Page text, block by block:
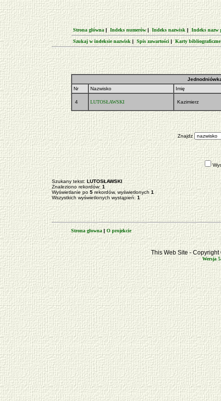
Strona główna | Indeks numerów| Indeks nazwisk| Indeks nazw
Szukaj w indeksie nazwisk|Spis zawartości|Karty bibliograficzne
Nr
Nazwisko Imię
4 LUTOSŁAWSKI Kazimierz
Znajdz
Szukany tekst:LUTOSŁAWSKI
Znaleziono rekordów:1
Wyświetlanie po5rekordów, wyświetlonych 1
Wszystkich wyświetlonych wystąpień: 1
Strona głowna|O projekcie
This Web Site -
Wersja